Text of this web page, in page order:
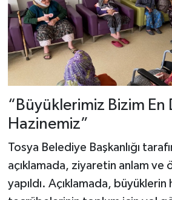
“Büyüklerimiz Bizim En
Hazinemiz”
Tosya Belediye Başkanlığı
açıklamada, ziyaretin anlam ve
yapıldı. Açıklamada, büyüklerin